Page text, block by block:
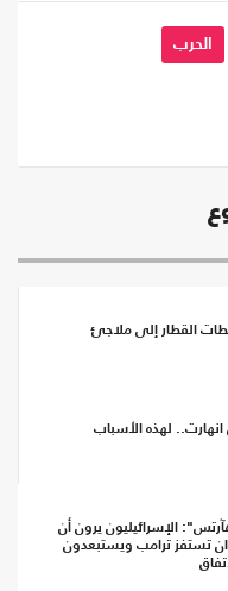
الحرب
القطار إلى ملاجئ
انهارت.. لهذه الأسباب
الإسرائيليون يرون أن
تستفز ترامب ويستبعدون